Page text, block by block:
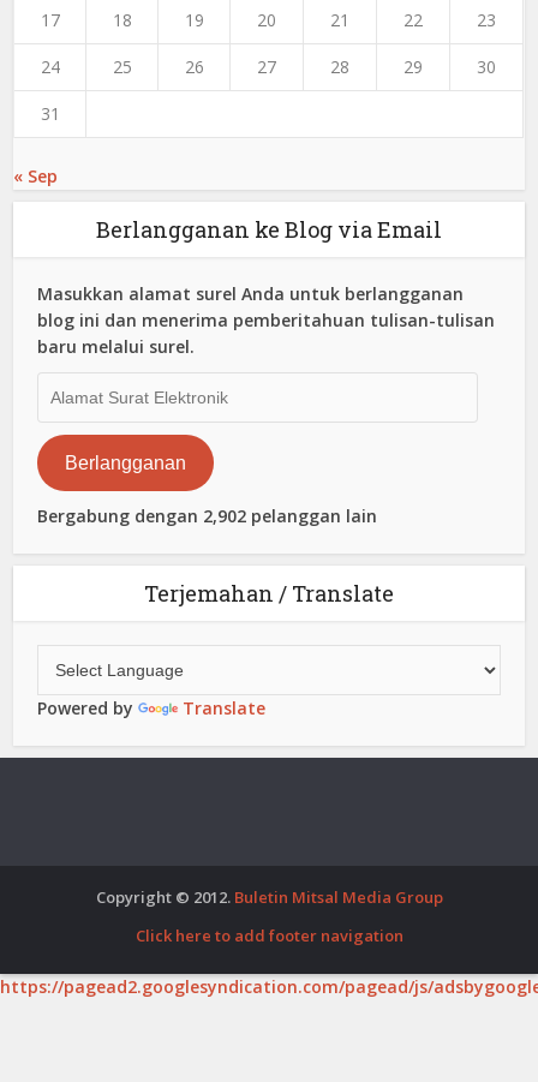
17 18 19 20 21 22 23
24 25 26 27 28 29 30
31
« Sep
Berlangganan ke Blog via Email
Masukkan alamat surel Anda untuk berlangganan
blog ini dan menerima pemberitahuan tulisan-tulisan
baru melalui surel.
Surat
Elektronik
Berlangganan
Bergabung dengan 2,902 pelanggan lain
Terjemahan / Translate
Powered by Translate
Copyright © 2012. Buletin Mitsal Media Group
Click here to add footer navigation
https://pagead2.googlesyndication.com/pagead/js/